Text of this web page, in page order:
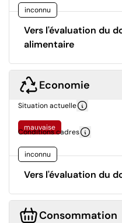
inconnu
Vers l'évaluation du
alimentaire
Economie
Situation actuelle
mauvaise
Conditions cadres
inconnu
Vers l'évaluation du
Consommation